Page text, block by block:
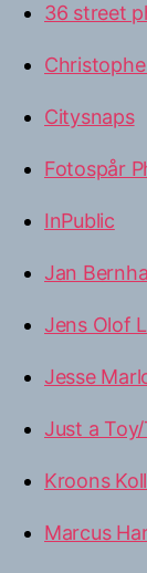
36 street
Citysnaps
Fotospår
InPublic
Jan
Jens Olof
Jesse
Just a
Kroons
Marcus